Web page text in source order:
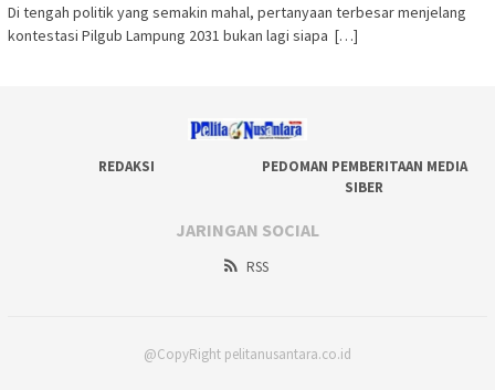
Di tengah politik yang semakin mahal, pertanyaan terbesar menjelang
kontestasi Pilgub Lampung 2031 bukan lagi siapa […]
REDAKSI
PEDOMAN PEMBERITAAN MEDIA
SIBER
JARINGAN SOCIAL
RSS
@CopyRight pelitanusantara.co.id